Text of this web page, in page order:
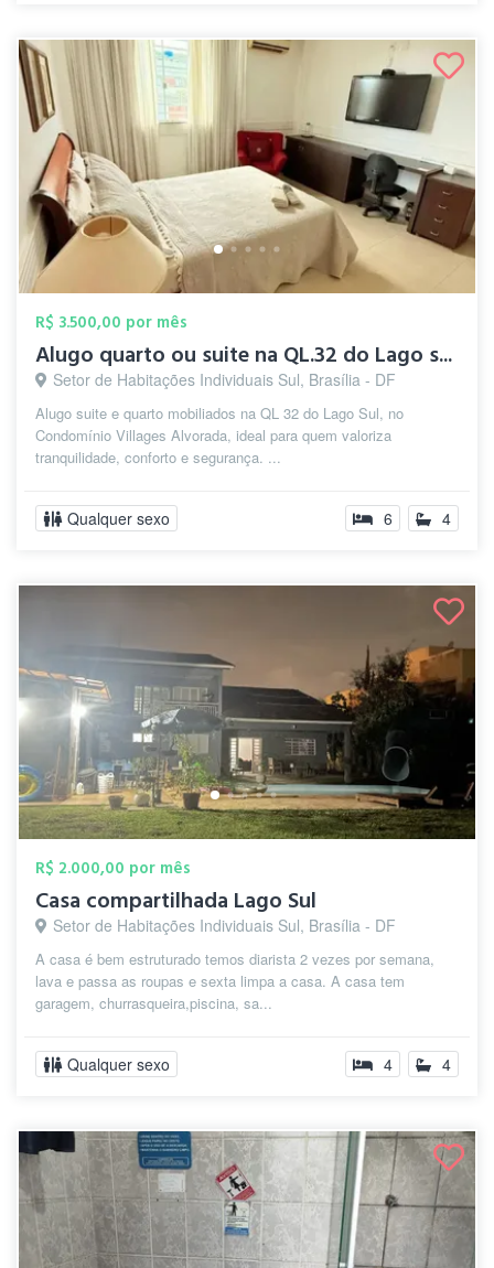
R$ 3.500,00 por mês
Alugo quarto ou suite na QL.32 do Lago s...
Setor de Habitações Individuais Sul, Brasília - DF
Alugo suite e quarto mobiliados na QL 32 do Lago Sul, no
Condomínio Villages Alvorada, ideal para quem valoriza
tranquilidade, conforto e segurança. ...
Qualquer sexo 6 4
R$ 2.000,00 por mês
Casa compartilhada Lago Sul
Setor de Habitações Individuais Sul, Brasília - DF
A casa é bem estruturado temos diarista 2 vezes por semana,
lava e passa as roupas e sexta limpa a casa. A casa tem
garagem, churrasqueira,piscina, sa...
Qualquer sexo 4 4